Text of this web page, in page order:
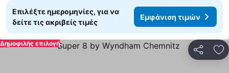
Επιλέξτε ημερομηνίες, για να
δείτε τις ακριβείς τιμές
Εμφάνιση τιμών
Δημοφιλής επιλογή